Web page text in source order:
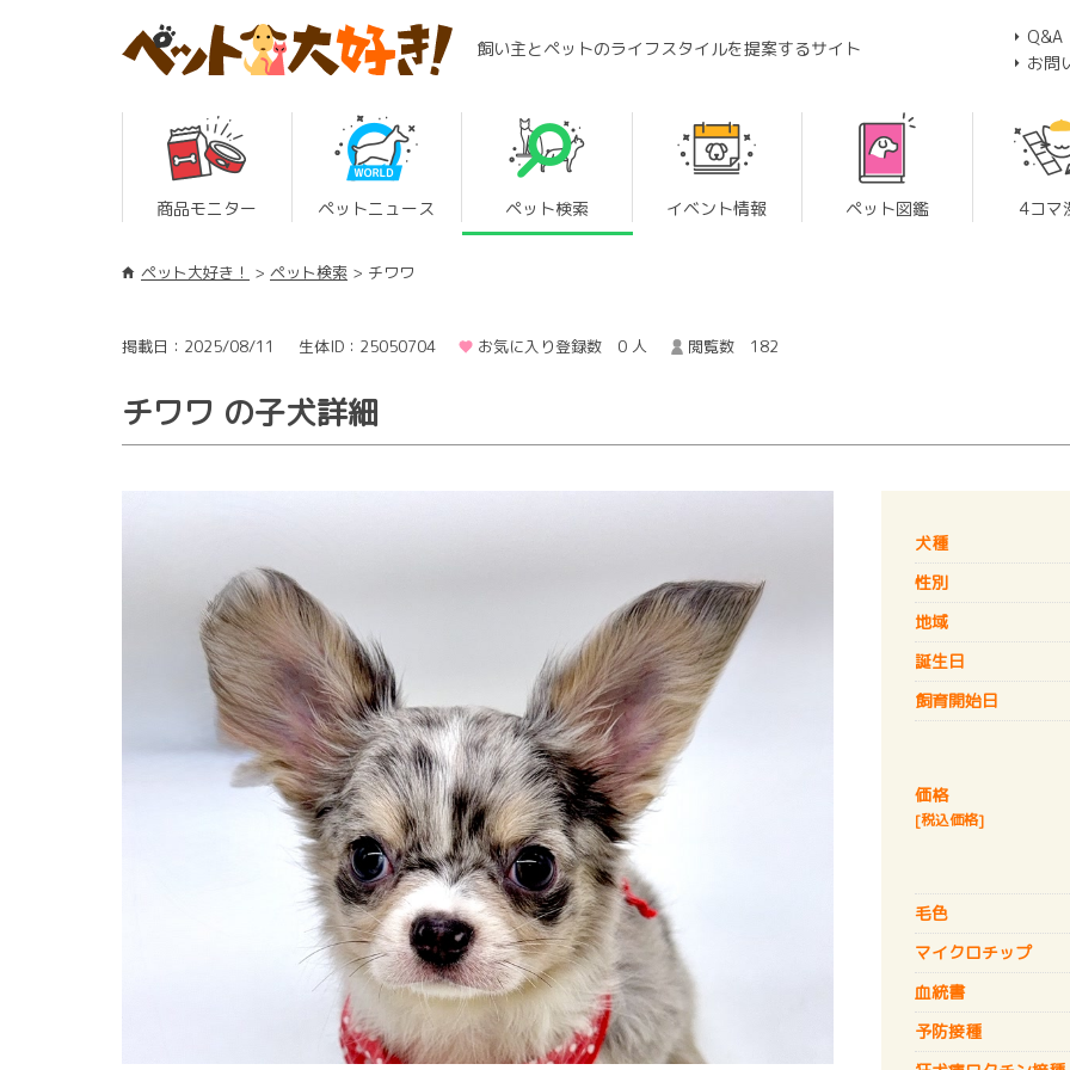
飼い主とペットのライフスタイルを提案するサイト
Q&A
お問
商品モニター ペットニュース ペット検索 イベント情報 ペット図鑑 4コマ
ペット大好き！ ペット検索 チワワ
掲載日：2025/08/11 生体ID：25050704 お気に入り登録数 0 人 閲覧数 182
チワワ の子犬詳細
犬種
性別
地域
誕生日
飼育開始日
価格
[税込価格]
毛色
マイクロチップ
血統書
予防接種